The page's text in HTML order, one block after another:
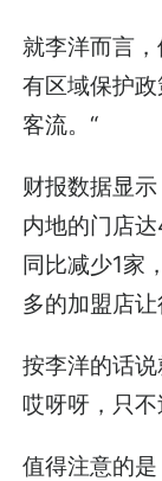
就李洋而言
有区域保护
客流。“
财报数据显
内地的门店
同比减少1家
多的加盟店让
按李洋的话
哎呀呀，只不
值得注意的